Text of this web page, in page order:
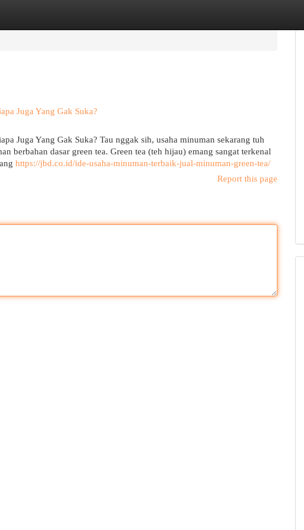
Juga Yang Gak Suka?
Juga Yang Gak Suka? Tau nggak sih, usaha minuman sekarang tuh
berbahan dasar green tea. Green tea (teh hijau) emang sangat terkenal
https://jbd.co.id/ide-usaha-minuman-terbaik-jual-minuman-green-tea/
Report this page